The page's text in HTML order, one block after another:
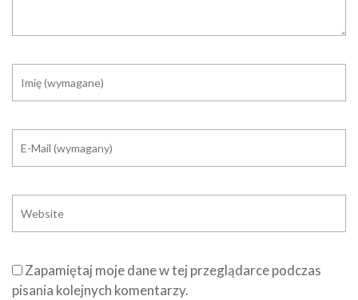
Zapamiętaj moje dane w tej przeglądarce podczas
pisania kolejnych komentarzy.